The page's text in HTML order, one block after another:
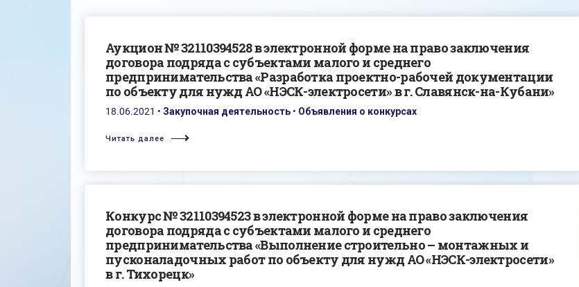
Аукцион № 32110394528 в электронной форме на право заключения
договора подряда с субъектами малого и среднего
предпринимательства «Разработка проектно-рабочей документации
по объекту для нужд АО «НЭСК-электросети» в г. Славянск-на-Кубани»
18.06.2021 • Закупочная деятельность • Объявления о конкурсах
Читать далее
Конкурс № 32110394523 в электронной форме на право заключения
договора подряда с субъектами малого и среднего
предпринимательства «Выполнение строительно – монтажных и
пусконаладочных работ по объекту для нужд АО «НЭСК-электросети»
в г. Тихорецк»